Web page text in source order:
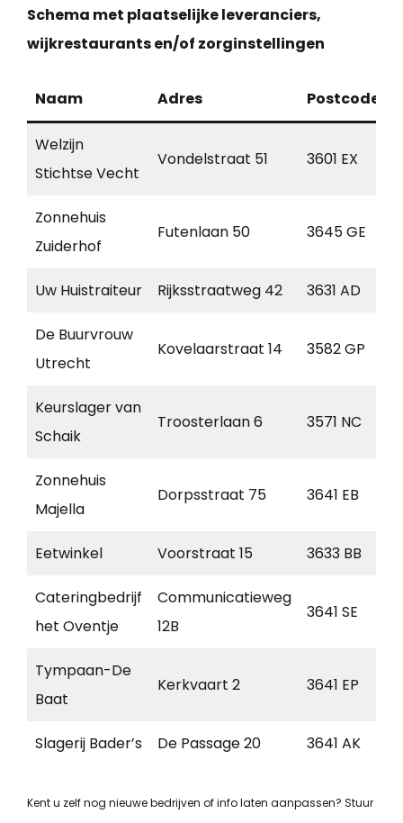
Schema met plaatselijke leveranciers,
wijkrestaurants en/of zorginstellingen
Naam Adres Postcode
Welzijn
Stichtse Vecht
Vondelstraat 51 3601 EX
Zonnehuis
Zuiderhof
Futenlaan 50 3645 GE
Uw Huistraiteur Rijksstraatweg 42 3631 AD
De Buurvrouw
Utrecht
Kovelaarstraat 14 3582 GP
Keurslager van
Schaik
Troosterlaan 6 3571 NC
Zonnehuis
Majella
Dorpsstraat 75 3641 EB
Eetwinkel Voorstraat 15 3633 BB
Cateringbedrijf
het Oventje
Communicatieweg
12B
3641 SE
Tympaan-De
Baat
Kerkvaart 2 3641 EP
Slagerij Bader’s De Passage 20 3641 AK
Kent u zelf nog nieuwe bedrijven of info laten aanpassen? Stuur